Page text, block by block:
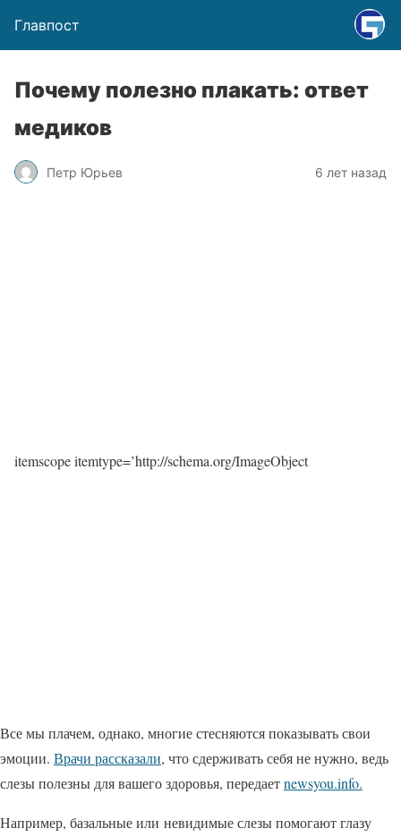
Главпост
Почему полезно плакать: ответ
медиков
Петр Юрьев 6 лет назад
itemscope itemtype=’http://schema.org/ImageObject
Все мы плачем, однако, многие стесняются показывать свои
эмоции. Врачи рассказали, что сдерживать себя не нужно, ведь
слезы полезны для вашего здоровья, передаетnewsyou.info.
Например, базальные или невидимые слезы помогают глазу